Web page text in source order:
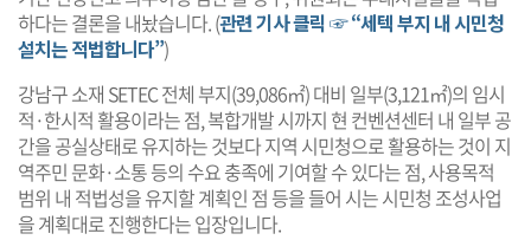
하다는 결론을 내놨습니다. (관련 기사 클릭 ☞ “세텍 부지 내 시민청
설치는 적법합니다”)
강남구 소재 SETEC 전체 부지(39,086㎡) 대비 일부(3,121㎡)의 임시
적·한시적 활용이라는 점, 복합개발 시까지 현 컨벤션센터 내 일부 공
간을 공실상태로 유지하는 것보다 지역 시민청으로 활용하는 것이 지
역주민 문화·소통 등의 수요 충족에 기여할 수 있다는 점, 사용목적
범위 내 적법성을 유지할 계획인 점 등을 들어 시는 시민청 조성사업
을 계획대로 진행한다는 입장입니다.